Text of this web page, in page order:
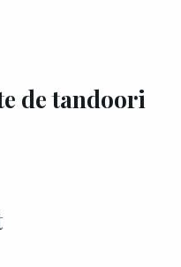
de tandoori